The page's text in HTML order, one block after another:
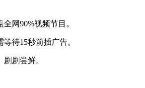
网90%视频节目。
待15秒前插广告。
剧尝鲜。